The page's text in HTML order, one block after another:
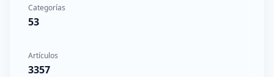
Categorías
53
Artículos
3357